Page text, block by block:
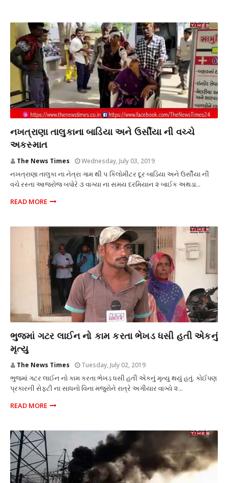
નખત્રાણા તાલુકાના બાડિયા અને ઉર્સીયા ની વચ્ચે
અકસ્માત
The News Times Wednesday, July 03, 2019
નખત્રાણા તાલુકા ના નેત્રા ગામ થી ૫ કિલોમીટર દૂર બાડિયા અને ઉર્સીયા ની
વચે રસ્તા આજરોજ બપોરે ૩ વાગ્યા ના સમય દરમિયાન ૨ બાઈક અથડા...
READ MORE
ભુજમાં ગટર લાઈન નો કામ કરતા ભેખડ ધસી હતી એકનું
મૃત્યુ
The News Times Tuesday, July 02, 2019
ભુજમાં ગટર લાઈન નો કામ કરતા ભેખડ ધસી હતી એકનું મૃત્યુ થયું હતું. કોઈપણ
પ્રકારની સેફટી ના સાધનો વિના મજુરોને રાત્રે અગીયાર વાગ્યે ૨...
READ MORE